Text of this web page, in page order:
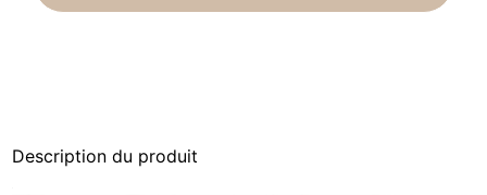
Description du produit